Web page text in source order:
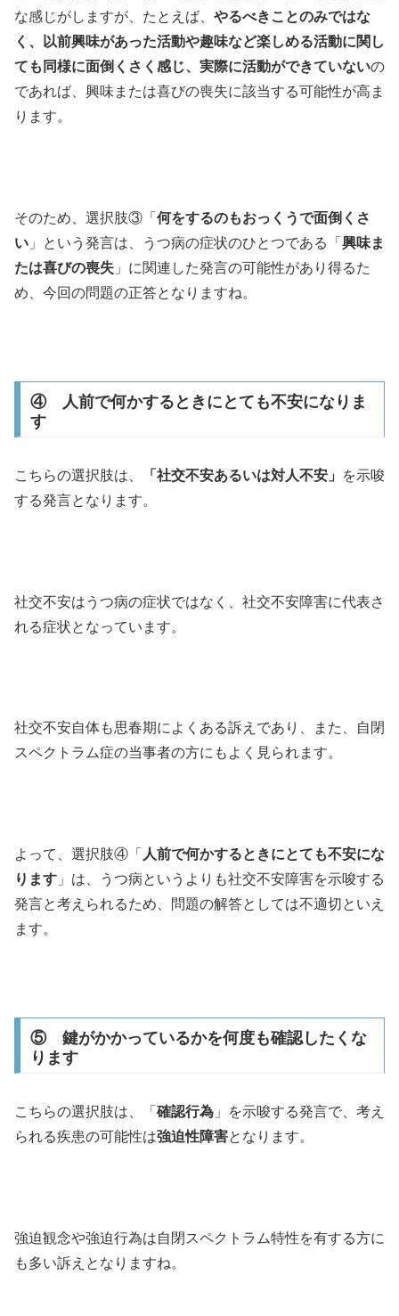
な感じがしますが、たとえば、 やるべきことのみではな
く、以前興味があった活動や趣味など楽しめる活動に関し
ても同様に面倒くさく感じ、実際に活動ができていないの
であれば、興味または喜びの喪失に該当する可能性が高ま
ります。
そのため、選択肢③「 何をするのもおっくうで面倒くさ
い 」という発言は、うつ病の症状のひとつである「 興味ま
たは喜びの喪失 」に関連した発言の可能性があり得るた
め、今回の問題の正答となりますね。
④ 人前で何かするときにとても不安になりま
す
こちらの選択肢は、 「社交不安あるいは対人不安」
を示唆
する発言となります。
社交不安はうつ病の症状ではなく、社交不安障害に代表さ
れる症状となっています。
社交不安自体も思春期によくある訴えであり、また、自閉
スペクトラム症の当事者の方にもよく見られます。
よって、選択肢④「 人前で何かするときにとても不安にな
ります 」は、うつ病というよりも社交不安障害を示唆する
発言と考えられるため、問題の解答としては不適切といえ
ます。
⑤ 鍵がかかっているかを何度も確認したくな
ります
こちらの選択肢は、「 確認行為 」を示唆する発言で、考え
られる疾患の可能性は強迫性障害となります。
強迫観念や強迫行為は自閉スペクトラム特性を有する方に
も多い訴えとなりますね。